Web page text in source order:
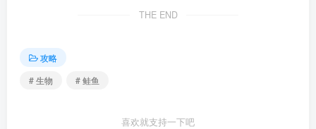
THE END
攻略
# 生物
# 鲑鱼
喜欢就支持一下吧